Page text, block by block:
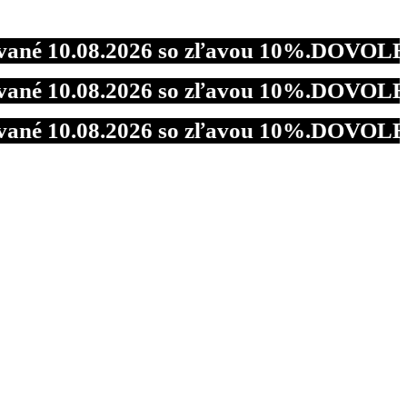
so zľavou 10%. DOVOLENKA
so zľavou 10%. DOVOLENKA
so zľavou 10%. DOVOLENKA